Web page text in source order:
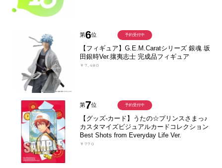
第6位
【フィギュア】G.E.M.Caratシリーズ 銀魂 坂
田銀時Ver.攘夷志士 完成品フィギュア
￥7,480
予約受付中
第7位
【グッズ-カード】うたの☆プリンスさまっ♪
カスタマイズビジュアルカードコレクション
Best Shots from Everyday Life Ver.
￥770
予約受付中